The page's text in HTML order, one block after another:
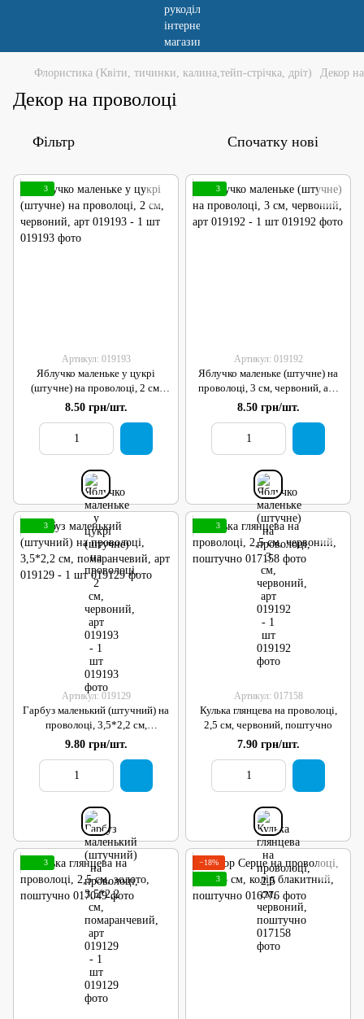
Флористика (Квіти, тичинки, калина,тейп-стрічка, дріт) Декор
Декор на проволоці
Фільтр Спочатку нові
3
Артикул: 019193
Яблучко маленьке у цукрі
(штучне) на проволоці, 2 см,
червоний, арт 019193 - 1 шт
8.50 грн/шт.
3
Артикул: 019192
Яблучко маленьке (штучне) на
проволоці, 3 см, червоний, арт
019192 - 1 шт
8.50 грн/шт.
3
Артикул: 019129
Гарбуз маленький (штучний) на
проволоці, 3,5*2,2 см,
помаранчевий, арт 019129 - 1
шт
9.80 грн/шт.
3
Артикул: 017158
Кулька глянцева на проволоці,
2,5 см, червоний, поштучно
7.90 грн/шт.
3
−18%
3